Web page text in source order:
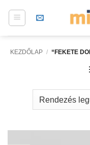
KEZDŐLAP / “FEKETE